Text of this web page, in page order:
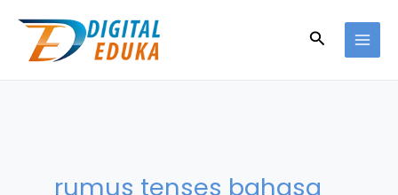
content
Search
rumus tenses bahasa